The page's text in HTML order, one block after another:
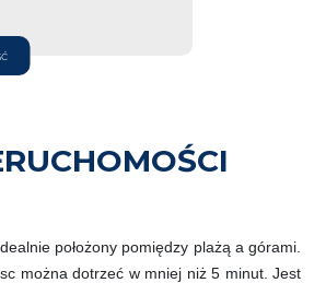
położony pomiędzy plażą a górami.
można dotrzeć w mniej niż 5 minut. Jest